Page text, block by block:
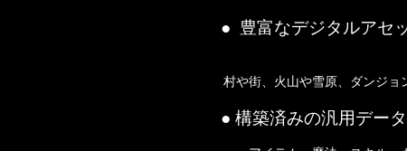
●  豊富なデジタルアセ
村や街、火山や雪原、ダンジョ
● 構築済みの汎用デー